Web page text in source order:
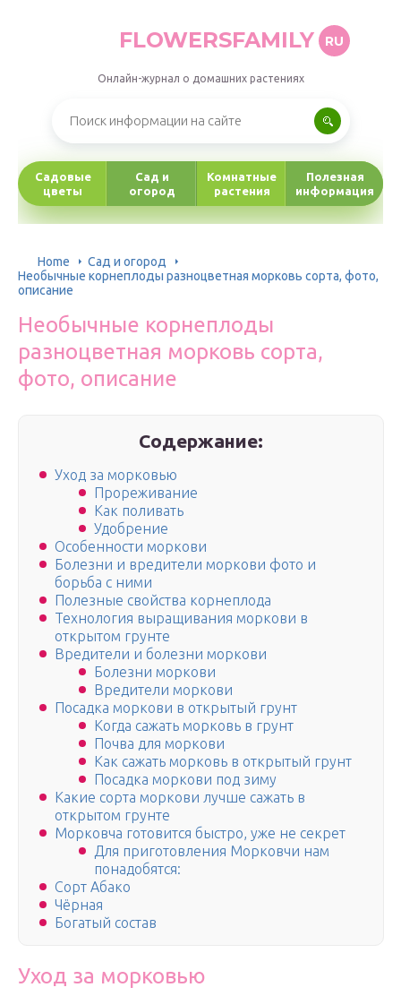
FLOWERSFAMILY RU
Онлайн-журнал о домашних растениях
Садовые
цветы
Сад и
огород
Комнатные
растения
Полезная
информация
Home
Сад и огород
Необычные корнеплоды разноцветная морковь сорта, фото,
описание
Необычные корнеплоды
разноцветная морковь сорта,
фото, описание
Содержание:
Уход за морковью
Прореживание
Как поливать
Удобрение
Особенности моркови
Болезни и вредители моркови фото и
борьба с ними
Полезные свойства корнеплода
Технология выращивания моркови в
открытом грунте
Вредители и болезни моркови
Болезни моркови
Вредители моркови
Посадка моркови в открытый грунт
Когда сажать морковь в грунт
Почва для моркови
Как сажать морковь в открытый грунт
Посадка моркови под зиму
Какие сорта моркови лучше сажать в
открытом грунте
Морковча готовится быстро, уже не секрет
Для приготовления Морковчи нам
понадобятся:
Сорт Абако
Чёрная
Богатый состав
Уход за морковью